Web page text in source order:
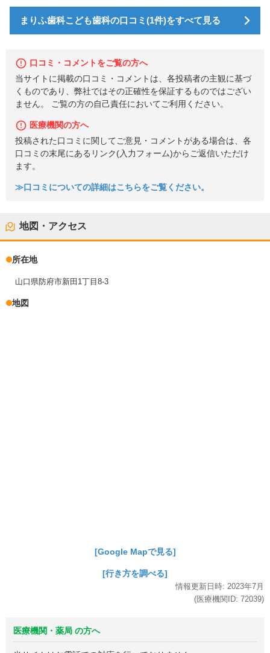
まりふ歯科こども歯科の口コミ(1件)をすべて見る
口コミ・コメントをご覧の方へ
当サイトに掲載の口コミ・コメントは、各投稿者の主観に基づ
くものであり、弊社ではその正確性を保証するものではござい
ません。 ご覧の方の自己責任においてご利用ください。
医療機関の方へ
投稿された口コミに関してご意見・コメントがある場合は、各
口コミの末尾にあるリンク(入力フォーム)からご返信いただけ
ます。
≫口コミについての詳細はこちらをご覧ください。
地図・アクセス
所在地
山口県防府市新田1丁目8-3
地図
[Google Mapで見る]
[行き方を調べる]
情報更新日時: 2023年7月
(医療機関ID: 72039)
医療機関・薬局 の方へ